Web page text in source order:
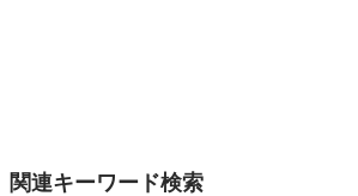
関連キーワード検索